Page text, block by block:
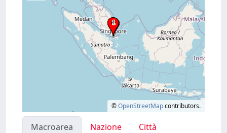
©OpenStreetMapcontributors.
Macroarea Nazione
Città